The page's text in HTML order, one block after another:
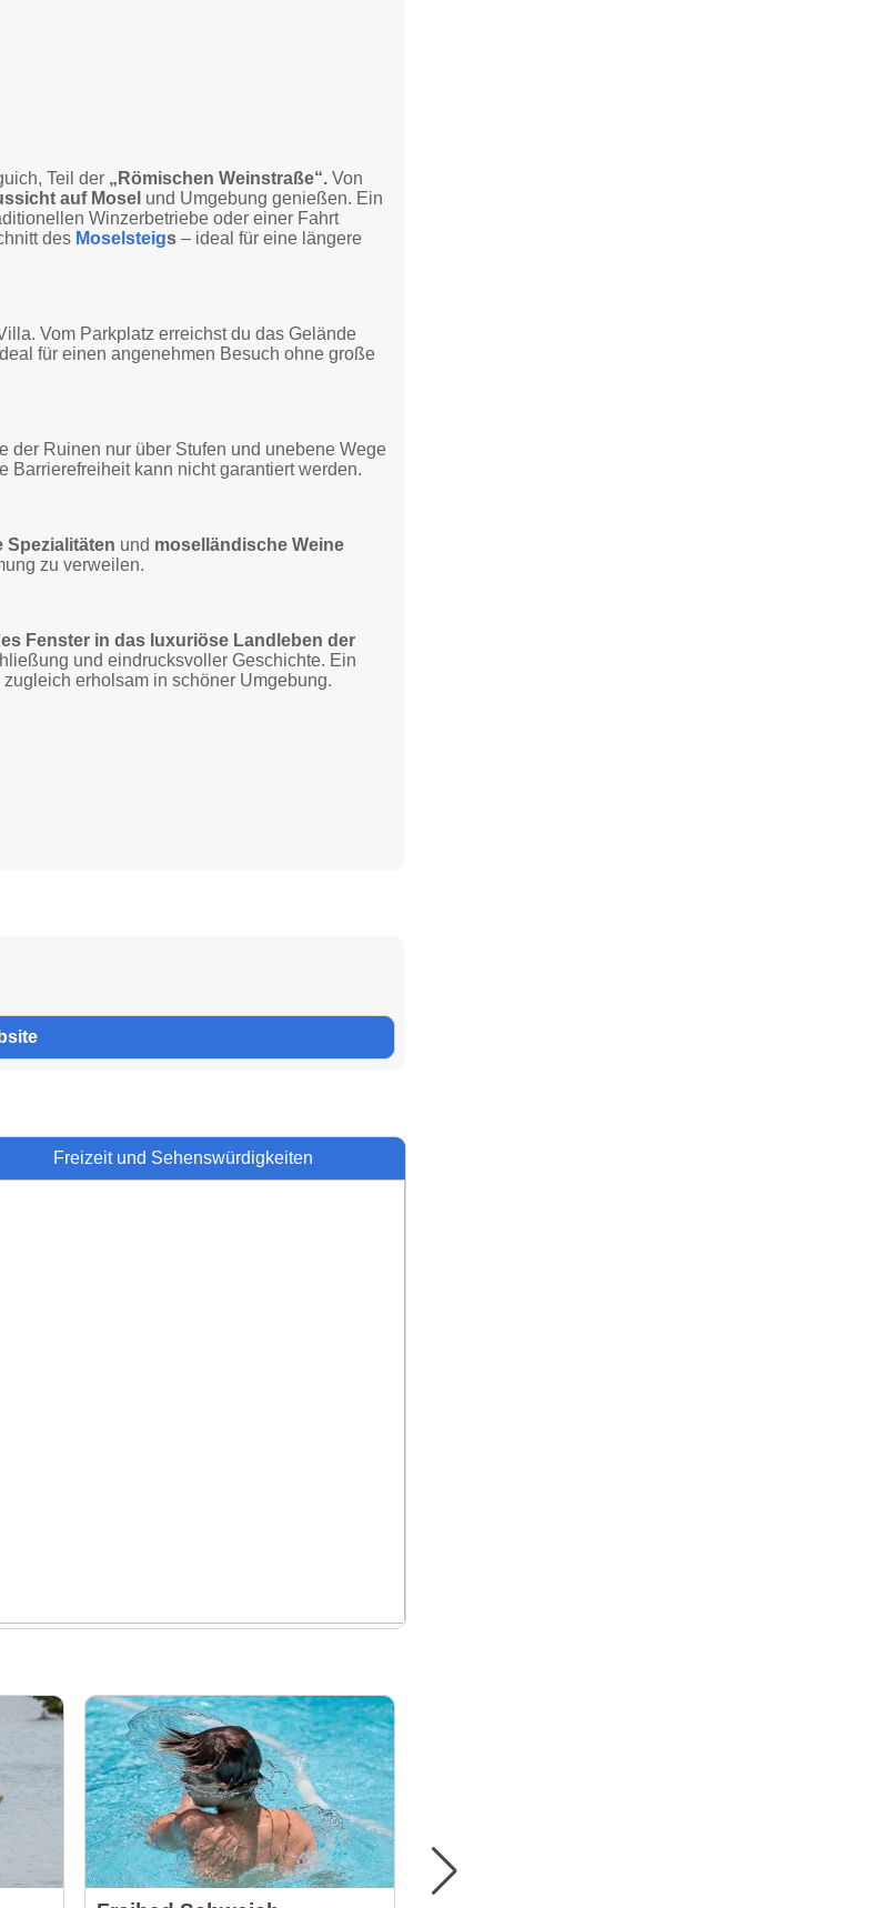
Teil der „Römischen Weinstraße“. Von
auf Mosel und Umgebung genießen. Ein
Winzerbetriebe oder einer Fahrt
des Moselsteigs – ideal für eine längere
Vom Parkplatz erreichst du das Gelände
für einen angenehmen Besuch ohne große
der Ruinen nur über Stufen und unebene Wege
Barrierefreiheit kann nicht garantiert werden.
Spezialitäten und moselländische Weine
zu verweilen.
Fenster in das luxuriöse Landleben der
und eindrucksvoller Geschichte. Ein
erholsam in schöner Umgebung.
Freizeit und Sehenswürdigkeiten